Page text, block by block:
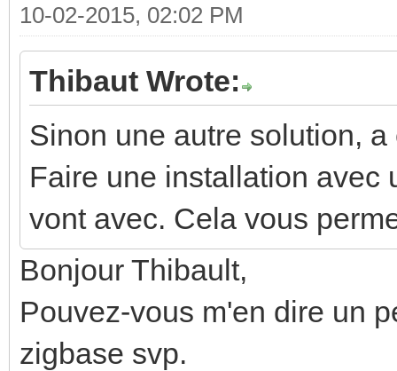
10-02-2015, 02:02 PM
Thibaut Wrote:
Sinon une autre solution, a
Faire une installation avec
vont avec. Cela vous
Bonjour Thibault,
Pouvez-vous m'en dire un
zigbase svp.